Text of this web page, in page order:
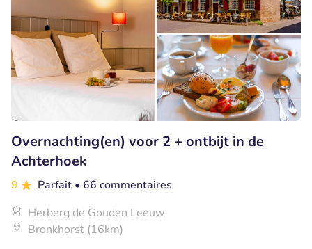
Overnachting(en) voor 2 + ontbijt in de
Achterhoek
9 Parfait • 66 commentaires
Herberg de Gouden Leeuw
Bronkhorst (16km)